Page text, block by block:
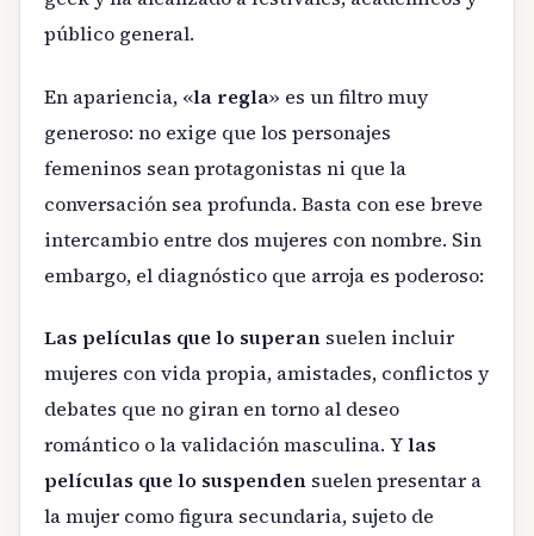
público general.
En apariencia, «la regla» es un filtro muy
generoso: no exige que los personajes
femeninos sean protagonistas ni que la
conversación sea profunda. Basta con ese breve
intercambio entre dos mujeres con nombre. Sin
embargo, el diagnóstico que arroja es poderoso:
Las películas que lo superan suelen incluir
mujeres con vida propia, amistades, conflictos y
debates que no giran en torno al deseo
romántico o la validación masculina. Ylas
películas que lo suspenden suelen presentar a
la mujer como figura secundaria, sujeto de